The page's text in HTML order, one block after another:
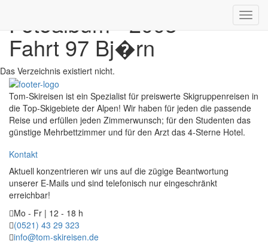
Fotoalbum - 2003
Fahrt 97 Bj�rn
Das Verzeichnis existiert nicht.
Tom-Skireisen ist ein Spezialist für preiswerte Skigruppenreisen in
die Top-Skigebiete der Alpen! Wir haben für jeden die passende
Reise und erfüllen jeden Zimmerwunsch; für den Studenten das
günstige Mehrbettzimmer und für den Arzt das 4-Sterne Hotel.
Kontakt
Aktuell konzentrieren wir uns auf die zügige Beantwortung
unserer E-Mails und sind telefonisch nur eingeschränkt
erreichbar!
Mo - Fr | 12 - 18 h
(0521) 43 29 323
info@tom-skireisen.de